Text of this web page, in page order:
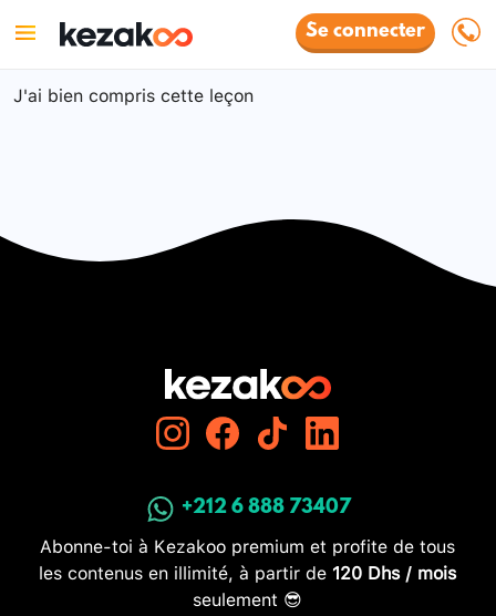
Se connecter
J'ai bien compris cette leçon
+212 6 888 73407
Abonne-toi à Kezakoo premium et profite de tous
les contenus en illimité, à partir de 120 Dhs / mois
seulement 😎